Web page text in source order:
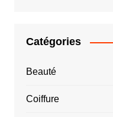
Catégories
Beauté
Coiffure